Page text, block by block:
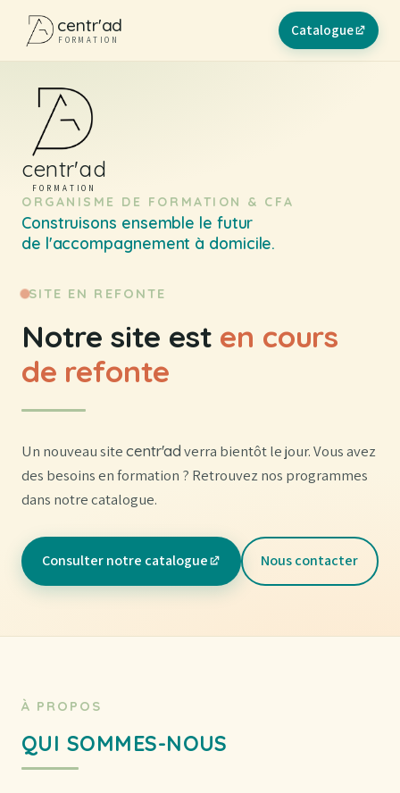
centr'ad
FORMATION
Catalogue
(nouvel onglet)
centr'ad
FORMATION
ORGANISME DE FORMATION & CFA
Construisons ensemble le futur
de l'accompagnement à domicile.
SITE EN REFONTE
Notre site est en cours
de refonte
Un nouveau sitecentr'adverra bientôt le jour. Vous avez
des besoins en formation ? Retrouvez nos programmes
dans notre catalogue.
Consulter notre catalogue
(nouvel onglet)
Nous contacter
À PROPOS
QUI SOMMES-NOUS